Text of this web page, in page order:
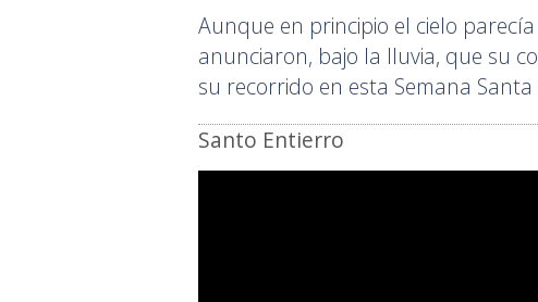
Aunque en principio el cielo
anunciaron, bajo la lluvia, que su
su recorrido en esta Semana Santa
Santo Entierro